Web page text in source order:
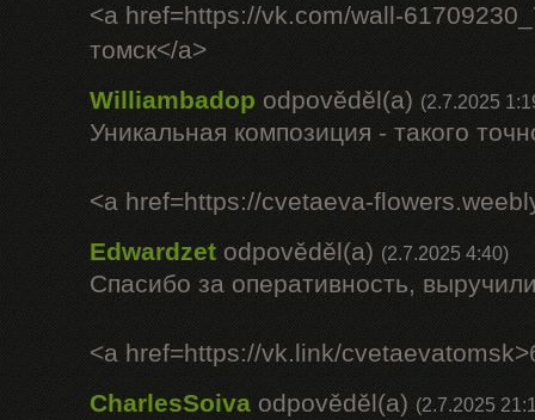
<a href=https://vk.com/wall-
томск</a>
Williambadop odpověděl(a) (2.7.2025
Уникальная композиция - такого
<a href=https://cvetaeva-
Edwardzet odpověděl(a) (2.7.2025 4:40)
Спасибо за оперативность,
<a href=https://vk.link/
CharlesSoiva odpověděl(a) (2.7.2025